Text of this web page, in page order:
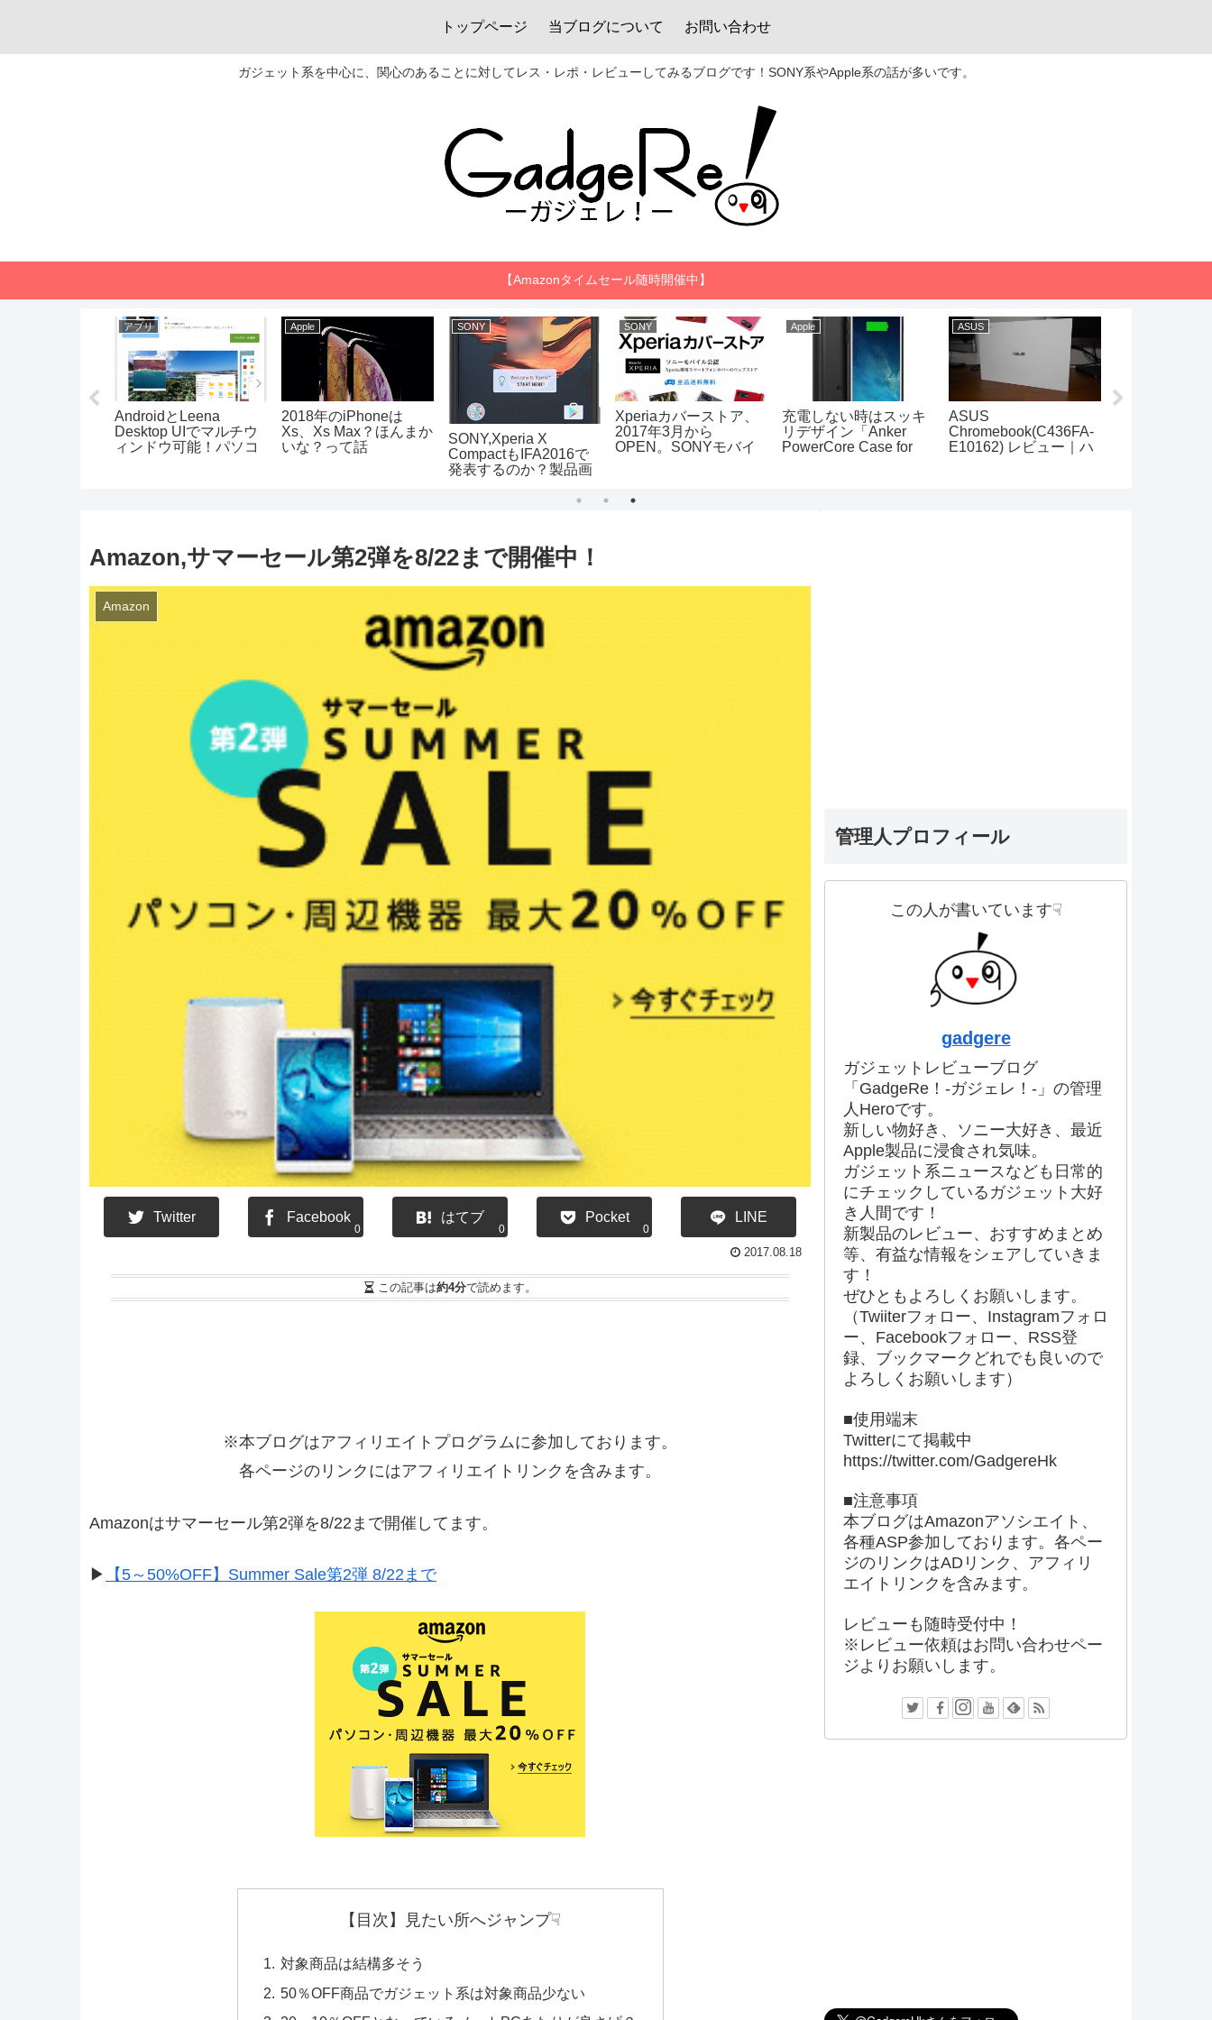
ガジェット系を中心に、関心のあることに対してレス・レポ・レビューしてみるブログです！SONY系やApple系の話が多いです。
トップページ 当ブログについて お問い合わせ
【Amazonタイムセール随時開催中】
アプリ
AndroidとLeena
Desktop UIでマルチウ
ィンドウ可能！パソコ
Apple
2018年のiPhoneは
Xs、Xs Max？ほんまか
いな？って話
SONY
SONY,Xperia X
CompactもIFA2016で
発表するのか？製品画
SONY
Xperiaカバーストア、
2017年3月から
OPEN。SONYモバイ
Apple
充電しない時はスッキ
リデザイン「Anker
PowerCore Case for
ASUS
ASUS
Chromebook(C436FA-
E10162) レビュー｜ハ
Amazon,サマーセール第2弾を8/22まで開催中！
Amazon
Twitter Facebook
0
はてブ
0
Pocket
0
LINE
2017.08.18
この記事は約4分で読めます。
※本ブログはアフィリエイトプログラムに参加しております。
各ページのリンクにはアフィリエイトリンクを含みます。
Amazonはサマーセール第2弾を8/22まで開催してます。
▶ 【5～50%OFF】Summer Sale第2弾 8/22まで
【目次】見たい所へジャンプ☟
対象商品は結構多そう
50％OFF商品でガジェット系は対象商品少ない
管理人プロフィール
この人が書いています☟
gadgere
ガジェットレビューブログ
「GadgeRe！-ガジェレ！-」の管理
人Heroです。
新しい物好き、ソニー大好き、最近
Apple製品に浸食され気味。
ガジェット系ニュースなども日常的
にチェックしているガジェット大好
き人間です！
新製品のレビュー、おすすめまとめ
等、有益な情報をシェアしていきま
す！
ぜひともよろしくお願いします。
（Twiiterフォロー、Instagramフォロ
ー、Facebookフォロー、RSS登
録、ブックマークどれでも良いので
よろしくお願いします）
■使用端末
Twitterにて掲載中
https://twitter.com/GadgereHk
■注意事項
本ブログはAmazonアソシエイト、
各種ASP参加しております。各ペー
ジのリンクはADリンク、アフィリ
エイトリンクを含みます。
レビューも随時受付中！
※レビュー依頼はお問い合わせペー
ジよりお願いします。